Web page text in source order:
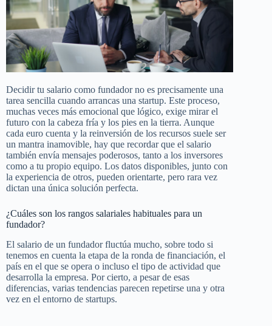
Decidir tu salario como fundador no es precisamente una
tarea sencilla cuando arrancas una startup. Este proceso,
muchas veces más emocional que lógico, exige mirar el
futuro con la cabeza fría y los pies en la tierra. Aunque
cada euro cuenta y la reinversión de los recursos suele ser
un mantra inamovible, hay que recordar que el salario
también envía mensajes poderosos, tanto a los inversores
como a tu propio equipo. Los datos disponibles, junto con
la experiencia de otros, pueden orientarte, pero rara vez
dictan una única solución perfecta.
¿Cuáles son los rangos salariales habituales para un
fundador?
El salario de un fundador fluctúa mucho, sobre todo si
tenemos en cuenta la etapa de la ronda de financiación, el
país en el que se opera o incluso el tipo de actividad que
desarrolla la empresa. Por cierto, a pesar de esas
diferencias, varias tendencias parecen repetirse una y otra
vez en el entorno de startups.